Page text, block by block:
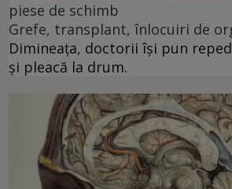
piese de schimb
Grefe, transplant, înlocuiri de
Dimineața, doctorii își pun
și pleacă la drum.